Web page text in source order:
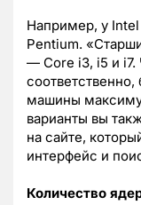
Например, у
Pentium.
— Core i3, i5 и
машины
варианты вы
на сайте,
интерфейс и
Количество